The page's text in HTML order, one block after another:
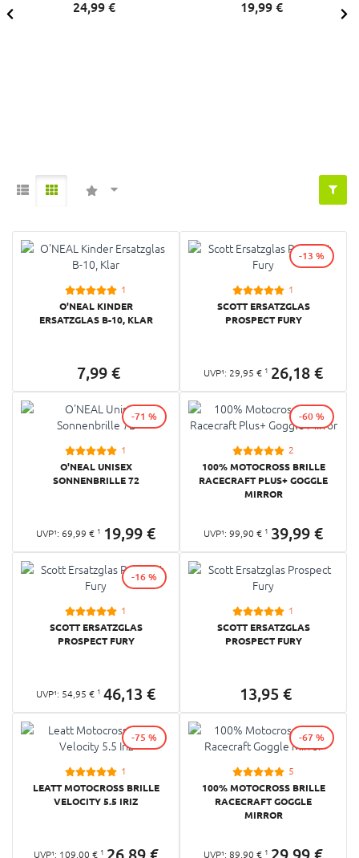
24,99 € 19,99 €
1
O'NEAL KINDER
ERSATZGLAS B-10, KLAR
7,99 €
1
SCOTT ERSATZGLAS
PROSPECT FURY
UVP¹: 29, 95 € 1 26,18€
-13 %
1
O'NEAL UNISEX
SONNENBRILLE 72
UVP¹: 69, 99 € 1 19,99€
-71 %
2
100% MOTOCROSS BRILLE
RACECRAFT PLUS+ GOGGLE
MIRROR
UVP¹: 99, 90 € 1 39,99€
-60 %
1
SCOTT ERSATZGLAS
PROSPECT FURY
UVP¹: 54,95 € 1 46,13 €
-16 %
1
SCOTT ERSATZGLAS
PROSPECT FURY
13,95 €
1
LEATT MOTOCROSS BRILLE
VELOCITY 5.5 IRIZ
UVP¹: 109, 00 € 1
-75 %
5
100% MOTOCROSS BRILLE
RACECRAFT GOGGLE
MIRROR
UVP¹: 89, 90 € 1
-67 %